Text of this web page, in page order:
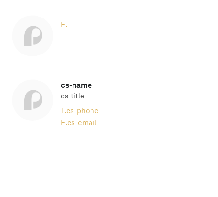
E.
cs-name
cs-title
T.cs-phone
E.cs-email